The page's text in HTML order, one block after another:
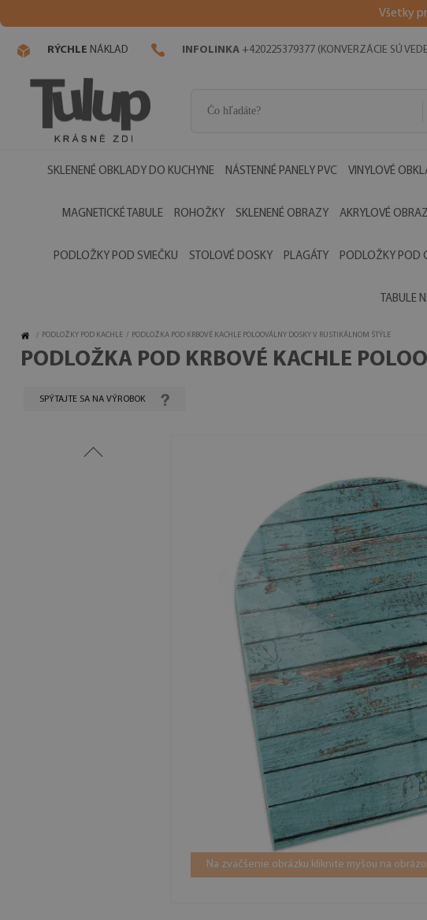
Všetky
RÝCHLE NÁKLAD INFOLINKA +420225379377 (KONVERZÁCIE SÚ
SKLENENÉ OBKLADY DO KUCHYNE NÁSTENNÉ PANELY PVC VINYLOVÉ
MAGNETICKÉ TABULE ROHOŽKY SKLENENÉ OBRAZY AKRYLOVÉ
PODLOŽKY POD SVIEČKU STOLOVÉ DOSKY PLAGÁTY PODLOŽKY POD
TABULE
/ PODLOŽKY POD KACHLE / PODLOŽKA POD KRBOVÉ KACHLE POLOOVÁLNY DOSKY V RUSTIKÁLNOM ŠTÝLE
PODLOŽKA POD KRBOVÉ KACHLE
SPÝTAJTE SA NA VÝROBOK
Na zväčšenie obrázku kliknite myšou na